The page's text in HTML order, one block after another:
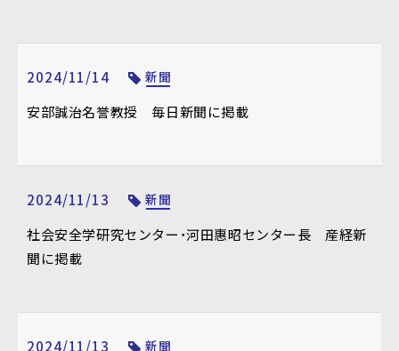
2024/11/14 新聞
安部誠治名誉教授 毎日新聞に掲載
2024/11/13 新聞
社会安全学研究センター・河田惠昭センター長 産経新
聞に掲載
2024/11/13 新聞